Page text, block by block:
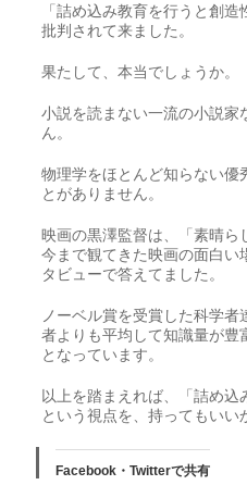
「詰め込み教育を行うと創
批判されて来ました。
果たして、本当でしょうか。
小説を読まない一流の小説家
ん。
物理学をほとんど知らない優
とがありません。
映画の黒澤監督は、「素晴ら
今まで観てきた映画の面白い
タビューで答えてました。
ノーベル賞を受賞した科学
者よりも平均して知識量が豊
となっています。
以上を踏まえれば、「詰め込
という視点を、持ってもいい
Facebook・Twitterで共有